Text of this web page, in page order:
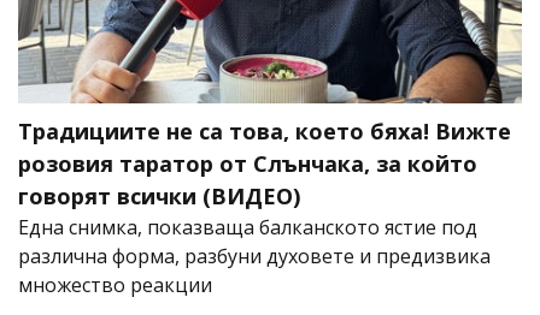
Традициите не са това, което бяха! Вижте
розовия таратор от Слънчака, за който
говорят всички (ВИДЕО)
Една снимка, показваща балканското ястие под
различна форма, разбуни духовете и предизвика
множество реакции